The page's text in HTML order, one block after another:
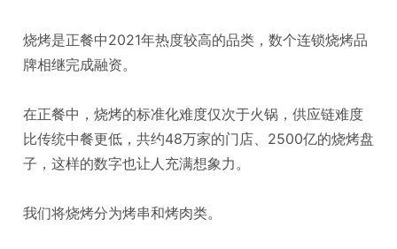
烧烤是正餐中2021年热度较高的品类，数个连锁烧烤品
牌相继完成融资。
在正餐中，烧烤的标准化难度仅次于火锅，供应链难度
比传统中餐更低，共约48万家的门店、2500亿的烧烤盘
子，这样的数字也让人充满想象力。
我们将烧烤分为烤串和烤肉类。